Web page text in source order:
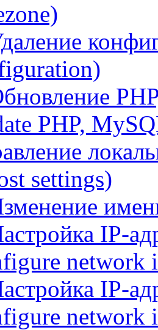
PHP,
settings)
IP-
network
IP-
network